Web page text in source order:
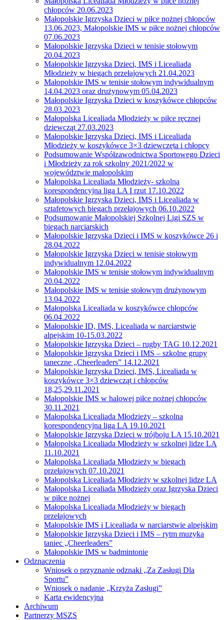
chłopców 20.06.2023
Małopolskie Igrzyska Dzieci w piłce nożnej chłopców
13.06.2023, Małopolskie IMS w piłce nożnej chłopców
07.06.2023
Małopolskie Igrzyska Dzieci w tenisie stołowym
20.04.2023
Małopolskie Igrzyska Dzieci, IMS i Licealiada
Młodzieży w biegach przełajowych 21.04.2023
Małopolskie IMS w tenisie stołowym indywidualnym
14.04.2023 oraz drużynowym 05.04.2023
Małopolskie Igrzyska Dzieci w koszykówce chłopców
28.03.2023
Małopolska Licealiada Młodzieży w piłce ręcznej
dziewcząt 27.03.2023
Małopolskie Igrzyska Dzieci, IMS i Licealiada
Młodzieży w koszykówce 3×3 dziewczęta i chłopcy
Podsumowanie Współzawodnictwa Sportowego Dzieci
i Młodzieży za rok szkolny 2021/2022 w
województwie małopolskim
Małopolska Licealiada Młodzieży- szkolna
korespondencyjna liga LA I rzut 17.10.2022
Małopolskie Igrzyska Dzieci, IMS i Licealiada w
sztafetowych biegach przełajowych 06.10.2022
Podsumowanie Małopolskiej Szkolnej Ligi SZS w
biegach narciarskich
Małopolskie Igrzyska Dzieci i IMS w koszykówce 26 i
28.04.2022
Małopolskie Igrzyska Dzieci w tenisie stołowym
indywidualnym 12.04.2022
Małopolskie IMS w tenisie stołowym indywidualnym
20.04.2022
Małopolskie IMS w tenisie stołowym drużynowym
13.04.2022
Małopolska Licealiada w koszykówce chłopców
06.04.2022
Małopolskie ID, IMS, Licealiada w narciarstwie
alpejskim 10-15.03.2022
Małopolskie Igrzyska Dzieci – rugby TAG 10.12.2021
Małopolskie Igrzyska Dzieci i IMS – szkolne grupy
taneczne „Cheerleaders” 14.12.2021
Małopolskie Igrzyska Dzieci, IMS, Licealiada w
koszykówce 3×3 dziewcząt i chłopców
18,25,29.11.2021
Małopolskie IMS w halowej piłce nożnej chłopców
30.11.2021
Małopolska Licealiada Młodzieży – szkolna
korespondencyjna liga LA 19.10.2021
Małopolskie Igrzyska Dzieci w trójboju LA 15.10.2021
Małopolska Licealiada Młodzieży w szkolnej lidze LA
11.10.2021
Małopolska Licealiada Młodzieży w biegach
przełajowych 07.10.2021
Małopolska Licealiada Młodzieży w szkolnej lidze LA
Małopolska Licealiada Młodzieży oraz Igrzyska Dzieci
w piłce nożnej
Małopolska Licealiada Młodzieży w biegach
przełajowych
Małopolskie IMS i Licealiada w narciarstwie alpejskim
Małopolskie Igrzyska Dzieci i IMS – rytm muzyka
taniec „Cheerleaders”
Małopolskie IMS w badmintonie
Odznaczenia
Wniosek o przyznanie odznaki „Za Zasługi Dla
Sportu”
Wniosek o nadanie „Krzyża Zasługi”
Karta ewidencyjna
Archiwum
Partnerzy MSZS